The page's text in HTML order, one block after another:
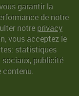
garantir la
de notre
notreprivacy
vous acceptez le
statistiques
sociaux, publicité
contenu.